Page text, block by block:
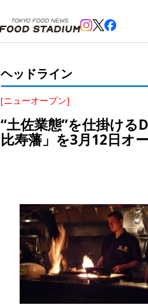
ヘッドライン
[ニューオープン]
“土佐業態”を仕掛け
比寿藩」を3月12日オ